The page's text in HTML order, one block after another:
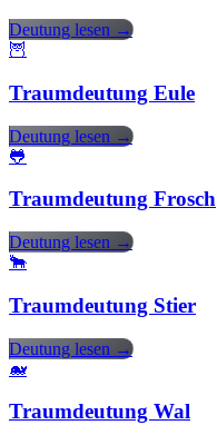
Deutung lesen →
🦉
Traumdeutung Eule
Deutung lesen →
🐸
Traumdeutung Frosch
Deutung lesen →
🐂
Traumdeutung Stier
Deutung lesen →
🐋
Traumdeutung Wal